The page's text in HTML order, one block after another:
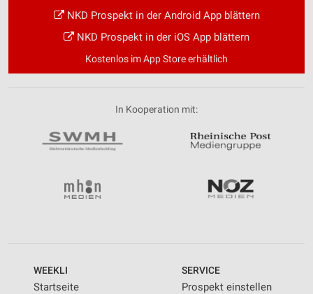
NKD Prospekt in der Android App blättern
NKD Prospekt in der iOS App blättern
Kostenlos im App Store erhältlich
In Kooperation mit:
WEEKLI
Startseite
SERVICE
Prospekt einstellen